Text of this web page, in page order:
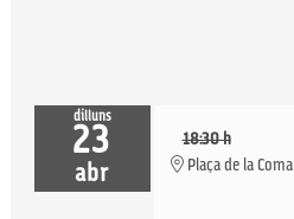
dilluns
23
abr
18:30 h
Plaça de la Coma